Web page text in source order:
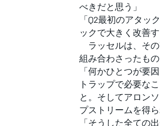
べきだと思う」
「Q2最初のアタ
ックで大きく改善
ラッセルは、そ
組み合わさったも
「何かひとつが要
トラップで必要な
と。そしてアロン
プストリームを得
「そうした全ての